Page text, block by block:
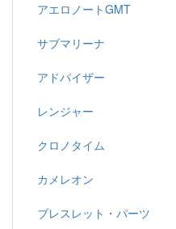
アエロノートGMT
サブマリーナ
アドバイザー
レンジャー
クロノタイム
カメレオン
ブレスレット・パーツ